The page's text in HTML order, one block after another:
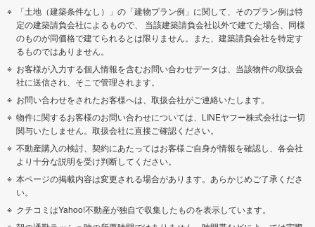
「土地（建築条件なし）」の「建物プラン例」に関して、そのプラン例は特
定の建築請負会社によるもので、 当該建築請負会社以外で建てた場合、同様
のものが同価格で建てられるとは限りません。また、建築請負会社を特定す
るものではありません。
お客様が入力する個人情報を含むお問い合わせデータは、当該物件の取扱会
社に送信され、そこで管理されます。
お問い合わせをされたお客様へは、取扱会社がご連絡いたします。
物件に関するお客様のお問い合わせについては、LINEヤフー株式会社は一切
関与いたしません。取扱会社に直接ご確認ください。
不動産購入の検討、契約にあたってはお客様ご自身が情報を確認し、各会社
より十分な説明を受け判断してください。
本ページの掲載内容は変更される場合があります。あらかじめご了承くださ
い。
クチコミはYahoo!不動産が独自で収集したものを表示しています。